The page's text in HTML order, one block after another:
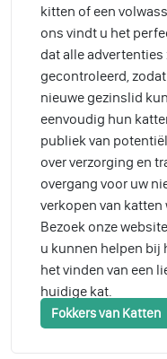
kitten of een
ons vindt u het
dat alle
gecontroleerd,
nieuwe gezinslid
eenvoudig hun
publiek van
over verzorging en
overgang voor uw
verkopen van
Bezoek onze
u kunnen helpen bij
het vinden van een
huidige kat.
Fokkers van Katten